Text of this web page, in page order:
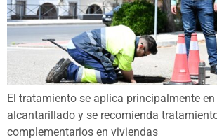
El tratamiento se aplica principalmente en
alcantarillado y se recomienda
complementarios en viviendas